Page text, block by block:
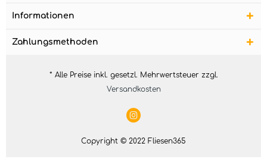
Informationen
Zahlungsmethoden
* Alle Preise inkl. gesetzl. Mehrwertsteuer zzgl.
Versandkosten
Copyright © 2022 Fliesen365